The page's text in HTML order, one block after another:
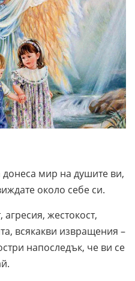
мир на душите ви,
около себе си.
жестокост,
всякакви извращения –
напоследък, че ви се